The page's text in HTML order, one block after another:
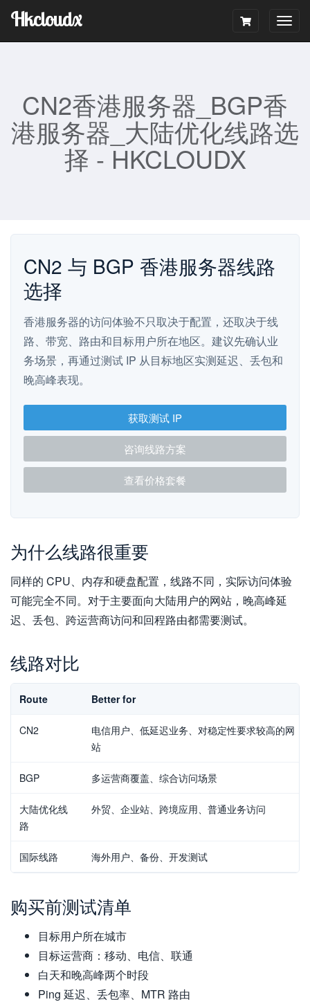
Hkcloudx
CN2香港服务器_BGP香
港服务器_大陆优化线路选
择 - HKCLOUDX
CN2 与 BGP 香港服务器线路
选择
香港服务器的访问体验不只取决于配置，还取决于线
路、带宽、路由和目标用户所在地区。建议先确认业
务场景，再通过测试 IP 从目标地区实测延迟、丢包和
晚高峰表现。
获取测试 IP
咨询线路方案
查看价格套餐
为什么线路很重要
同样的 CPU、内存和硬盘配置，线路不同，实际访问体验
可能完全不同。对于主要面向大陆用户的网站，晚高峰延
迟、丢包、跨运营商访问和回程路由都需要测试。
线路对比
Route Better for
CN2
电信用户、低延迟业务、对稳定性要求较高的网
站
BGP 多运营商覆盖、综合访问场景
大陆优化线
路
外贸、企业站、跨境应用、普通业务访问
国际线路 海外用户、备份、开发测试
购买前测试清单
目标用户所在城市
目标运营商：移动、电信、联通
白天和晚高峰两个时段
Ping 延迟、丢包率、MTR 路由